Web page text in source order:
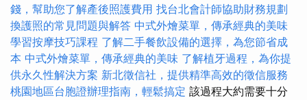
錢，幫助您了解產後照護費用 找台北會計師協助財務規劃
換護照的常見問題與解答 中式外燴菜單，傳承經典的美味
學習按摩技巧課程 了解二手餐飲設備的選擇，為您節省成
本 中式外燴菜單，傳承經典的美味 了解植牙過程，為你提
供永久性解決方案 新北徵信社，提供精準高效的徵信服務
桃園地區台胞證辦理指南，輕鬆搞定 該過程大約需要十分